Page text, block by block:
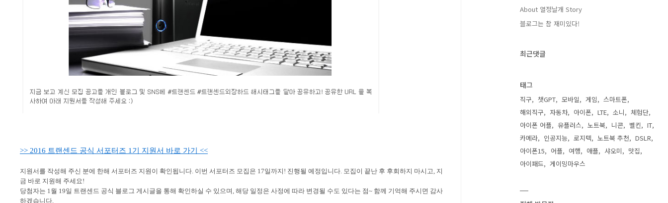
>> 2016 트랜센드 공식 서포터즈 1 기 지원서 바로 가기 <<
지원서를 작성해 주신 분에 한해 서포터즈 지원이 확인됩니다 이번 서포터즈 모집은 17일까지 ! 진행될 예정입니다 모집이 끝난 후 후회하지 마시고 지
금 바로 지원해 주세요 !
당첨자는 1 월 19일 트랜센드 공식 블로그 게시글을 통해 확인하실 수 있으며 해당 일정은 사정에 따라 변경될 수도 있다는 점~ 함께 기억해 주시면 감사
하겠습니다
About 열정날개 Story
블로그는 참 재미있다!
최근댓글
태그
직구 챗GPT 모바일 게임
스마트폰
해외직구
자동차 아이폰 LTE 소니
체험단
아이폰 어플
유플러스 노트북 니콘 벨킨
IT
카메라
인공지능 로지텍 노트북 추천
DSLR
아이폰15
어플 여행 애플 샤오미
맛집
아이패드
게이밍마우스